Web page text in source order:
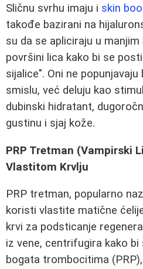
Sličnu svrhu imaju i skin
takođe bazirani na
su da se apliciraju u
površini lica kako bi se
sijalice". Oni ne
smislu, već deluju kao
dubinski hidratant,
gustinu i sjaj kože.
PRP Tretman (Vampirski
Vlastitom Krvlju
PRP tretman, popularno
koristi vlastite matične
krvi za podsticanje
iz vene, centrifugira kako bi
bogata trombocitima